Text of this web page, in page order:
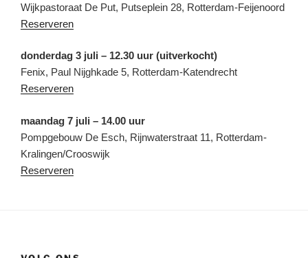
Wijkpastoraat De Put, Putseplein 28, Rotterdam-Feijenoord
Reserveren
donderdag 3 juli – 12.30 uur (uitverkocht)
Fenix, Paul Nijghkade 5, Rotterdam-Katendrecht
Reserveren
maandag 7 juli – 14.00 uur
Pompgebouw De Esch, Rijnwaterstraat 11, Rotterdam-
Kralingen/Crooswijk
Reserveren